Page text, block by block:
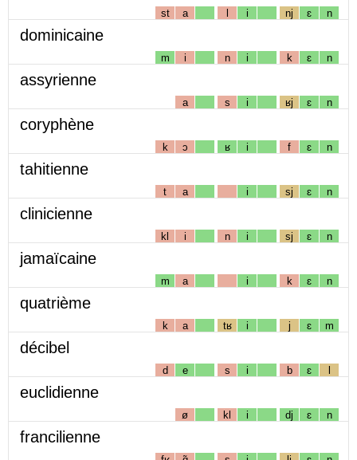
st a l i nj ɛ n
dominicaine
m i n i k ɛ n
assyrienne
a s i ʁj ɛ n
coryphène
k ɔ ʁ i f ɛ n
tahitienne
t a i sj ɛ n
clinicienne
kl i n i sj ɛ n
jamaïcaine
m a i k ɛ n
quatrième
k a tʁ i j ɛ m
décibel
d e s i b ɛ l
euclidienne
ø kl i dj ɛ n
francilienne